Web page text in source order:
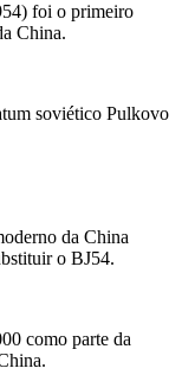
foi o primeiro
China.
soviético Pulkovo
da China
o BJ54.
como parte da